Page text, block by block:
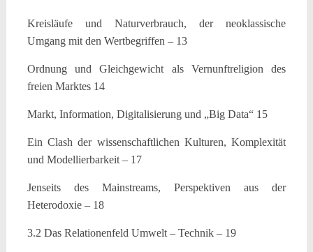
Kreisläufe und Naturverbrauch, der neoklassische
Umgang mit den Wertbegriffen – 13
Ordnung und Gleichgewicht als Vernunftreligion des
freien Marktes 14
Markt, Information, Digitalisierung und „Big Data“ 15
Ein Clash der wissenschaftlichen Kulturen, Komplexität
und Modellierbarkeit – 17
Jenseits des Mainstreams, Perspektiven aus der
Heterodoxie – 18
3.2 Das Relationenfeld Umwelt – Technik – 19